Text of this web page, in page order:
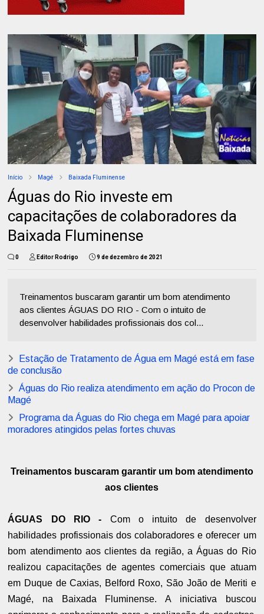
Início Magé Baixada Fluminense
Águas do Rio investe em
capacitações de colaboradores da
Baixada Fluminense
0 Editor Rodrigo 9 de dezembro de 2021
Treinamentos buscaram garantir um bom atendimento
aos clientes ÁGUAS DO RIO - Com o intuito de
desenvolver habilidades profissionais dos col...
Estação de Tratamento de Água em Magé está em fase
de conclusão
Águas do Rio realiza atendimento em ação do Procon de
Magé
Programa da Águas do Rio chega em Magé para apoiar
moradores atingidos pelas fortes chuvas
Treinamentos buscaram garantir um bom atendimento
aos clientes
ÁGUAS DO RIO - Com o intuito de desenvolver
habilidades profissionais dos colaboradores e oferecer um
bom atendimento aos clientes da região, a Águas do Rio
realizou capacitações de agentes comerciais que atuam
em Duque de Caxias, Belford Roxo, São João de Meriti e
Magé, na Baixada Fluminense. A iniciativa buscou